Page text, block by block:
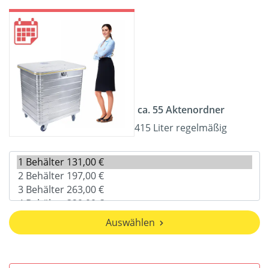
ca. 55 Aktenordner
415 Liter regelmäßig
Auswählen